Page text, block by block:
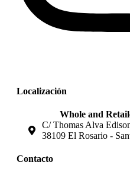
Localización
Whole and
C/ Thomas Alva
38109 El Rosario -
Contacto